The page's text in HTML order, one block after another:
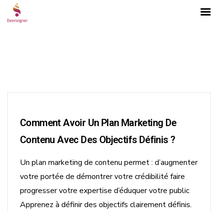
Comment Avoir Un Plan Marketing De
Contenu Avec Des Objectifs Définis ?
Un plan marketing de contenu permet : d’augmenter
votre portée de démontrer votre crédibilité faire
progresser votre expertise d’éduquer votre public
Apprenez à définir des objectifs clairement définis.